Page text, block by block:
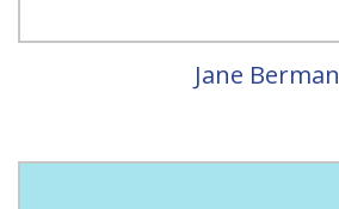
Jane Berman